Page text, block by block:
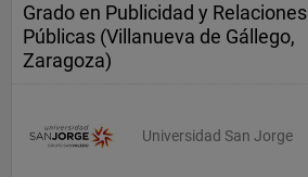
Grado en Publicidad y Relaciones
Públicas (Villanueva de Gállego,
Zaragoza)
Universidad San Jorge